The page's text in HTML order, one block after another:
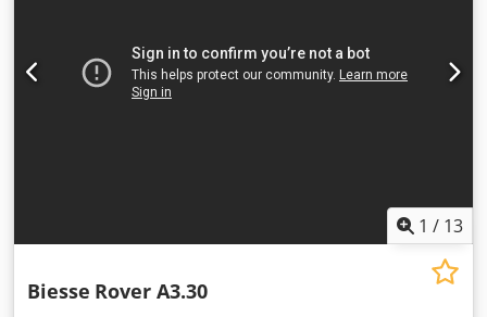
1 / 13
Biesse Rover A3.30